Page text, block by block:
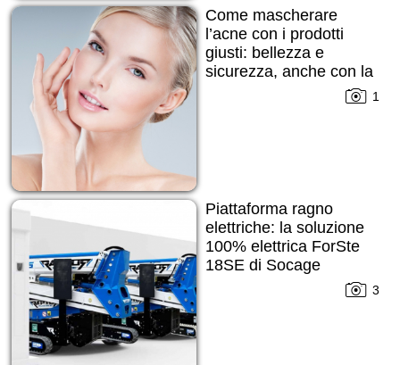
Come mascherare
l’acne con i prodotti
giusti: bellezza e
sicurezza, anche con la
1
Piattaforma ragno
elettriche: la soluzione
100% elettrica ForSte
18SE di Socage
3